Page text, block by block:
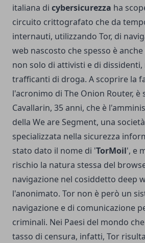
italiana di cybersicurezza ha
circuito crittografato che da
internauti, utilizzando Tor, di
web nascosto che spesso è
non solo di attivisti e di dissidenti,
trafficanti di droga. A scoprire la
l'acronimo di The Onion Router, è
Cavallarin, 35 anni, che è
della We are Segment, una
specializzata nella sicurezza
stato dato il nome di 'TorMoil', e
rischio la natura stessa del
navigazione nel cosiddetto deep
l'anonimato. Tor non è però un
navigazione e di comunicazione
criminali. Nei Paesi del mondo
tasso di censura, infatti, Tor